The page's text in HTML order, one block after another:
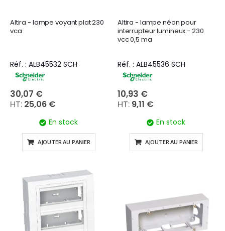
Altira - lampe voyant plat 230
vca
Réf. : ALB45532 SCH
30,07 €
25,06 €
En stock
AJOUTER AU PANIER
Altira - lampe néon pour
interrupteur lumineux - 230
vcc 0,5 ma
Réf. : ALB45536 SCH
10,93 €
9,11 €
En stock
AJOUTER AU PANIER